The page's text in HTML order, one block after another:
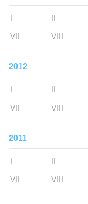
I II
VII
VIII
2012
I II
VII
VIII
2011
I II
VII
VIII